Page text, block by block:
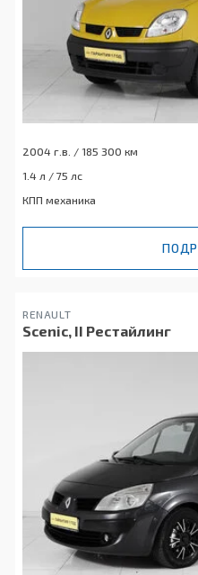
2004 г.в. / 185 300 км
1.4 л / 75 лс
КПП механика
RENAULT
Scenic, II Рестайлинг